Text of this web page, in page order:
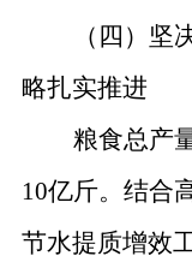
（四）坚
略扎实推进
粮食总产
10亿斤。结合
节水提质增效